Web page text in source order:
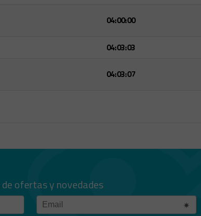
04:00:00
04:03:03
04:03:07
ofertas y novedades